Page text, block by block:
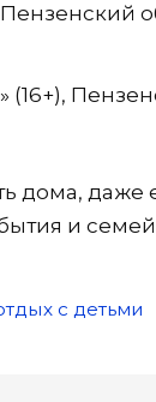
(16+),
дома, даже
и
с детьми